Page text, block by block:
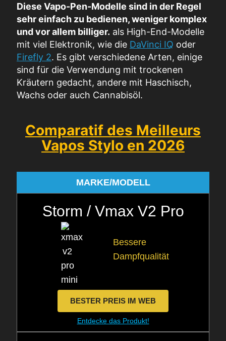
Diese Vapo-Pen-Modelle sind in der Regel
sehr einfach zu bedienen, weniger komplex
und vor allem billiger. als High-End-Modelle
mit viel Elektronik, wie die DaVinci IQ oder
Firefly 2. Es gibt verschiedene Arten, einige
sind für die Verwendung mit trockenen
Kräutern gedacht, andere mit Haschisch,
Wachs oder auch Cannabisöl.
Comparatif des Meilleurs
Vapos Stylo en 2026
MARKE/MODELL
Storm / Vmax V2 Pro
Bessere
Dampfqualität
BESTER PREIS IM WEB
Entdecke das Produkt!